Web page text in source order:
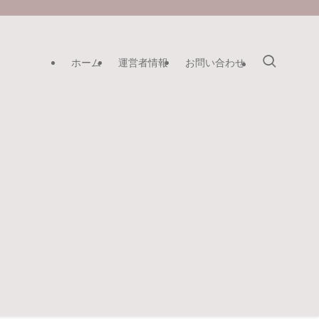
ホーム 運営者情報 お問い合わせ